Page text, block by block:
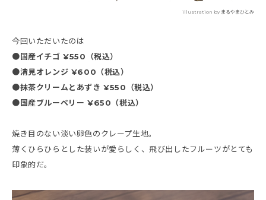
illustration by まるやまひとみ
今回いただいたのは
●国産イチゴ ¥550（税込）
●清見オレンジ ¥600（税込）
●抹茶クリームとあずき ¥550（税込）
●国産ブルーベリー ¥650（税込）
焼き目のない淡い卵色のクレープ生地。
薄くひらひらとした装いが愛らしく、飛び出したフルーツがとても
印象的だ。